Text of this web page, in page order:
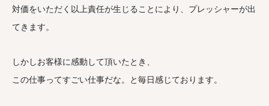
対価をいただく以上責任が生じることにより、プレッシャーが出
てきます。
しかしお客様に感動して頂いたとき、
この仕事ってすごい仕事だな。と毎日感じております。